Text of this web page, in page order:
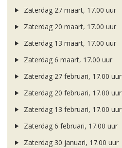
Zaterdag 27 maart, 17.00 uur
Zaterdag 20 maart, 17.00 uur
Zaterdag 13 maart, 17.00 uur
Zaterdag 6 maart, 17.00 uur
Zaterdag 27 februari, 17.00 uur
Zaterdag 20 februari, 17.00 uur
Zaterdag 13 februari, 17.00 uur
Zaterdag 6 februari, 17.00 uur
Zaterdag 30 januari, 17.00 uur